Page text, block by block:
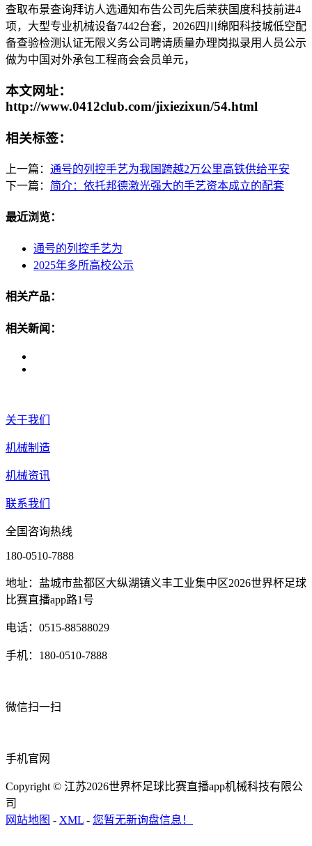
查取布景查询拜访人选通知布告公司先后荣获国度科技前进4
项，大型专业机械设备7442台套，2026四川绵阳科技城低空配
备查验检测认证无限义务公司聘请质量办理岗拟录用人员公示
做为中国对外承包工程商会会员单元，
本文网址：
http://www.0412club.com/jixiezixun/54.html
相关标签：
上一篇： 通号的列控手艺为我国跨越2万公里高铁供给平安
下一篇： 简介：依托邦德激光强大的手艺资本成立的配套
最近浏览：
通号的列控手艺为
2025年多所高校公示
相关产品：
相关新闻：
关于我们
机械制造
机械资讯
联系我们
全国咨询热线
180-0510-7888
地址：盐城市盐都区大纵湖镇义丰工业集中区2026世界杯足球
比赛直播app路1号
电话：0515-88588029
手机：180-0510-7888
微信扫一扫
手机官网
Copyright © 江苏2026世界杯足球比赛直播app机械科技有限公
司
网站地图 - XML - 您暂无新询盘信息！